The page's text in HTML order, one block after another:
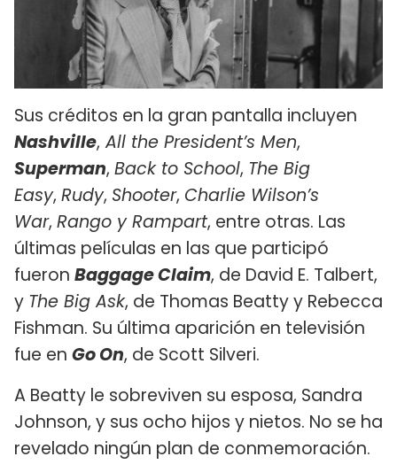
Sus créditos en la gran pantalla incluyen
Nashville, All the President’s Men,
Superman, Back to School, The Big
Easy, Rudy, Shooter, Charlie Wilson’s
War, Rango y Rampart, entre otras. Las
últimas películas en las que participó
fueron Baggage Claim, de David E. Talbert,
y The Big Ask, de Thomas Beatty y Rebecca
Fishman. Su última aparición en televisión
fue en Go On, de Scott Silveri.
A Beatty le sobreviven su esposa, Sandra
Johnson, y sus ocho hijos y nietos. No se ha
revelado ningún plan de conmemoración.